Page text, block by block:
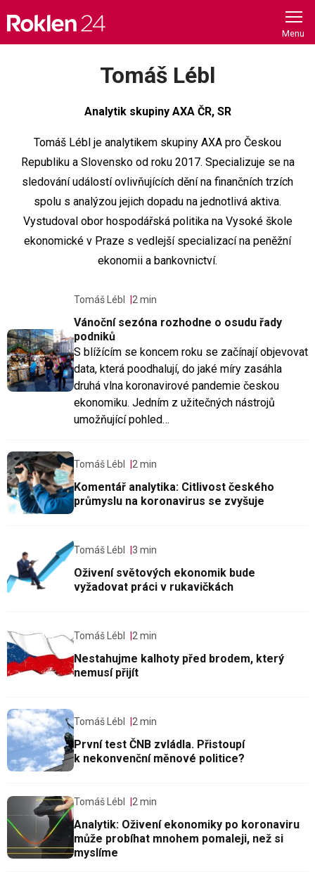
content
Tomáš Lébl
Analytik skupiny AXA ČR, SR
Tomáš Lébl je analytikem skupiny AXA pro Českou
Republiku a Slovensko od roku 2017. Specializuje se na
sledování událostí ovlivňujících dění na finančních trzích
spolu s analýzou jejich dopadu na jednotlivá aktiva.
Vystudoval obor hospodářská politika na Vysoké škole
ekonomické v Praze s vedlejší specializací na peněžní
ekonomii a bankovnictví.
Tomáš Lébl 2 min
Vánoční sezóna rozhodne o osudu řady
podniků
S blížícím se koncem roku se začínají objevovat
data, která poodhalují, do jaké míry zasáhla
druhá vlna koronavirové pandemie českou
ekonomiku. Jedním z užitečných nástrojů
umožňující pohled…
Tomáš Lébl 2 min
Komentář analytika: Citlivost českého
průmyslu na koronavirus se zvyšuje
Tomáš Lébl 3 min
Oživení světových ekonomik bude
vyžadovat práci v rukavičkách
Tomáš Lébl 2 min
Nestahujme kalhoty před brodem, který
nemusí přijít
Tomáš Lébl 2 min
První test ČNB zvládla. Přistoupí
k nekonvenční měnové politice?
Tomáš Lébl 2 min
Analytik: Oživení ekonomiky po koronaviru
může probíhat mnohem pomaleji, než si
myslíme